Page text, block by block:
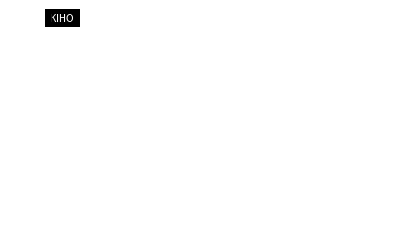
КІНО